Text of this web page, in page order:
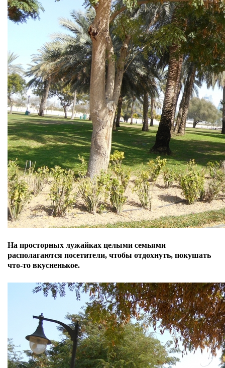
На просторных лужайках целыми семьями
располагаются посетители, чтобы отдохнуть, покушать
что-то вкусненькое.